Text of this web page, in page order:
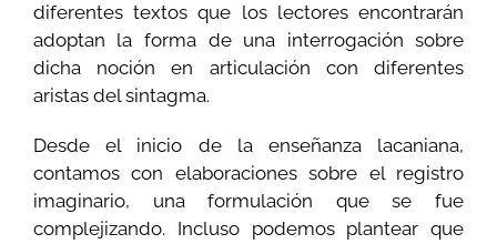
diferentes textos que los lectores encontrarán
adoptan la forma de una interrogación sobre
dicha noción en articulación con diferentes
aristas del sintagma.
Desde el inicio de la enseñanza lacaniana,
contamos con elaboraciones sobre el registro
imaginario, una formulación que se fue
complejizando. Incluso podemos plantear que